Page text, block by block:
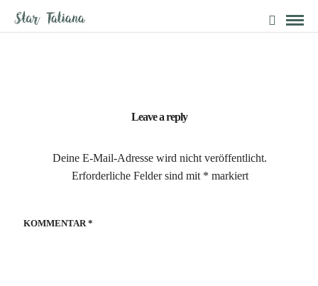
Leave a reply
Deine E-Mail-Adresse wird nicht veröffentlicht.
Erforderliche Felder sind mit * markiert
KOMMENTAR *